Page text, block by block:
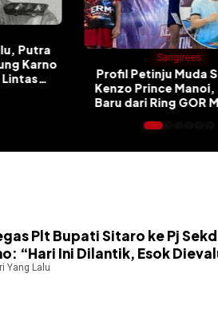
Sangihe:
Bintang
Mengenal
Perempuan Muda
Menenun
Plt Bupati Sitaro ke Pj
“Hari Ini Dilantik, Esok
Yang Lalu